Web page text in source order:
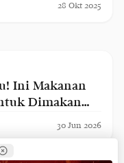
28 Okt 2025
Ini Makanan
Dimakan
30 Jun 2026